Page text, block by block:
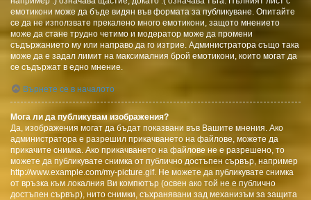
емотикони може да бъде видян във формата за публикуване. Опитайте
се да не използвате прекалено много емотикони, защото мнението
може да стане трудно четимо и модератор може да промени
съдържанието му или направо да го изтрие. Администратора също така
може да е задал лимит на максималния брой емотикони, които могат да
се съдържат в едно мнение.
Върнете се в началото
Мога ли да публикувам изображения?
Да, изображения могат да бъдат показвани във Вашите мнения. Ако
администратора е разрешил прикачването на файлове, можете да
прикачите снимка. Ако прикачването на файлове не е разрешено, то
можете да публикувате снимка от публично достъпен сървър, например
http://www.example.com/my-picture.gif. Не можете да публикувате снимка
от връзка към локалния Ви компютър (освен ако той не е публично
достъпен сървър), нито снимки, съхранявани зад механизъм за защита